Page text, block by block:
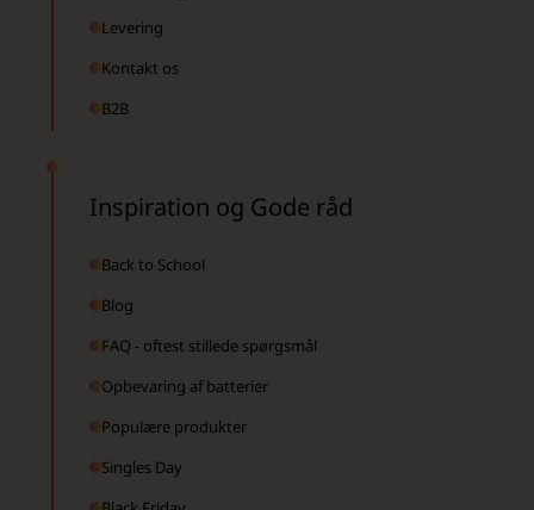
Levering
Kontakt os
B2B
Inspiration og Gode råd
Back to School
Blog
FAQ - oftest stillede spørgsmål
Opbevaring af batterier
Populære produkter
Singles Day